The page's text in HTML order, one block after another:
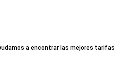
a encontrar las mejores tarifas